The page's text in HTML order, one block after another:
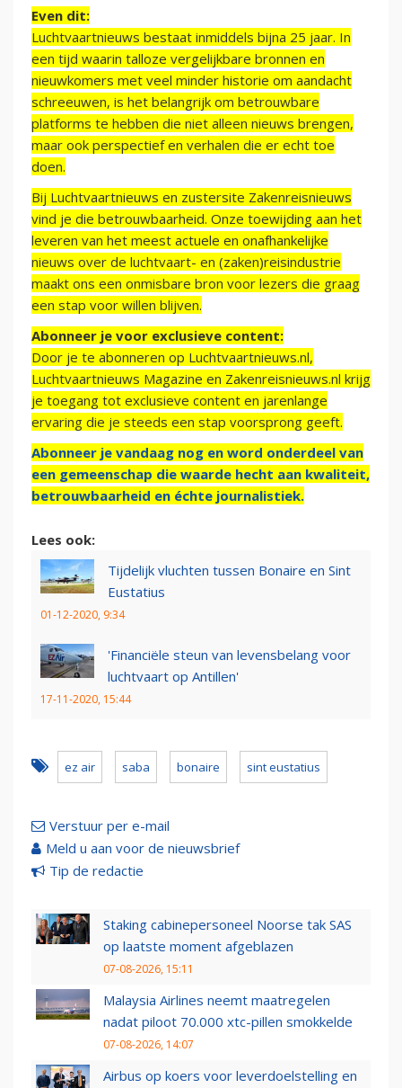
Even dit:
Luchtvaartnieuws bestaat inmiddels bijna 25 jaar. In
een tijd waarin talloze vergelijkbare bronnen en
nieuwkomers met veel minder historie om aandacht
schreeuwen, is het belangrijk om betrouwbare
platforms te hebben die niet alleen nieuws brengen,
maar ook perspectief en verhalen die er echt toe
doen.
Bij Luchtvaartnieuws en zustersite Zakenreisnieuws
vind je die betrouwbaarheid. Onze toewijding aan het
leveren van het meest actuele en onafhankelijke
nieuws over de luchtvaart- en (zaken)reisindustrie
maakt ons een onmisbare bron voor lezers die graag
een stap voor willen blijven.
Abonneer je voor exclusieve content:
Door je te abonneren op Luchtvaartnieuws.nl,
Luchtvaartnieuws Magazine en Zakenreisnieuws.nl krijg
je toegang tot exclusieve content en jarenlange
ervaring die je steeds een stap voorsprong geeft.
Abonneer je vandaag nog en word onderdeel van
een gemeenschap die waarde hecht aan kwaliteit,
betrouwbaarheid en échte journalistiek.
Lees ook:
Tijdelijk vluchten tussen Bonaire en Sint
Eustatius
01-12-2020, 9:34
'Financiële steun van levensbelang voor
luchtvaart op Antillen'
17-11-2020, 15:44
ez air saba bonaire sint eustatius
Verstuur per e-mail
Meld u aan voor de nieuwsbrief
Tip de redactie
Staking cabinepersoneel Noorse tak SAS
op laatste moment afgeblazen
07-08-2026, 15:11
Malaysia Airlines neemt maatregelen
nadat piloot 70.000 xtc-pillen smokkelde
07-08-2026, 14:07
Airbus op koers voor leverdoelstelling en